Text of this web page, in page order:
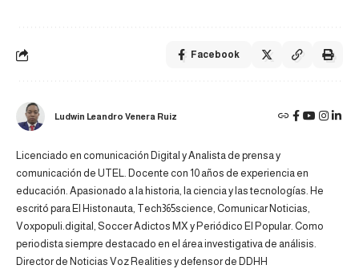
Facebook
Ludwin Leandro Venera Ruiz
Licenciado en comunicación Digital y Analista de prensa y
comunicación de UTEL. Docente con 10 años de experiencia en
educación. Apasionado a la historia, la ciencia y las tecnologías. He
escritó para El Histonauta, Tech365science, Comunicar Noticias,
Voxpopuli.digital, Soccer Adictos MX y Periódico El Popular. Como
periodista siempre destacado en el área investigativa de análisis.
Director de Noticias Voz Realities y defensor de DDHH